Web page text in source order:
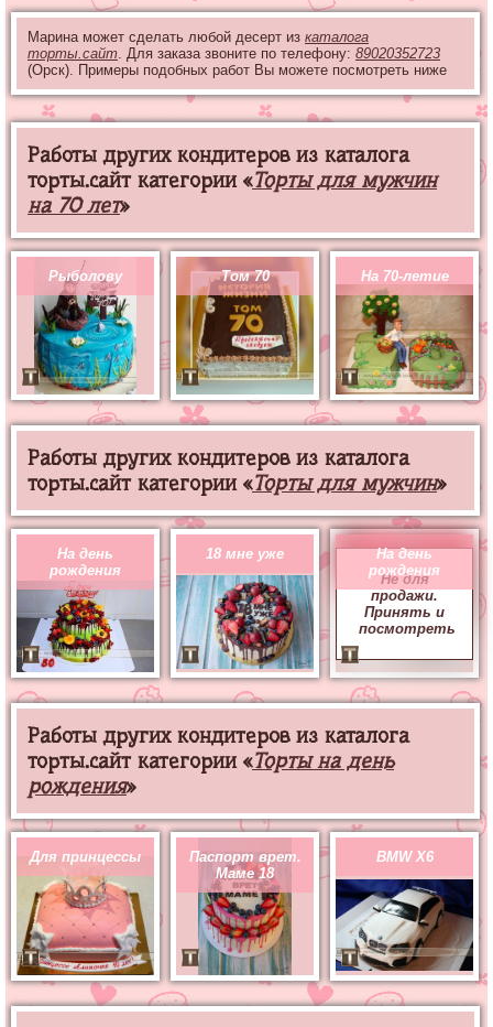
Марина может сделать любой десерт из каталога
торты.сайт. Для заказа звоните по телефону: 89020352723
(Орск). Примеры подобных работ Вы можете посмотреть ниже
Работы других кондитеров из каталога
торты.сайт категории «Торты для мужчин
на 70 лет»
Рыболову Том 70 На 70-летие
Работы других кондитеров из каталога
торты.сайт категории «Торты для мужчин»
На день
рождения
18 мне уже
На день
рождения
Не для
продажи.
Принять и
посмотреть
Работы других кондитеров из каталога
торты.сайт категории «Торты на день
рождения»
Для принцессы
Паспорт врет.
Маме 18
BMW X6